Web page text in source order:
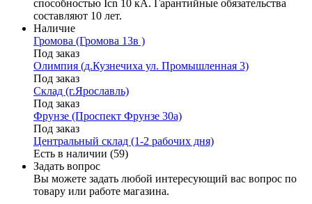
способностью Icn 10 кА. Гарантийные обязательства
составляют 10 лет.
Наличие
Громова (Громова 13в )
Под заказ
Олимпия (д.Кузнечиха ул. Промышленная 3)
Под заказ
Склад (г.Ярославль)
Под заказ
Фрунзе (Проспект Фрунзе 30а)
Под заказ
Центральный склад (1-2 рабочих дня)
Есть в наличии (59)
Задать вопрос
Вы можете задать любой интересующий вас вопрос по
товару или работе магазина.